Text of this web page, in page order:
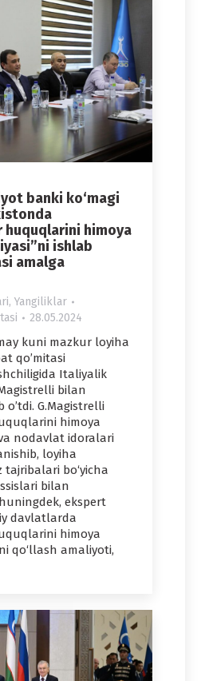
banki ko‘magi
huquqlarini himoya
ishlab
amalga
, Yangiliklar
28.05.2024
kuni mazkur loyiha
qo’mitasi
Italiyalik
bilan
o’tdi. G.Magistrelli
himoya
nodavlat idoralari
loyiha
tajribalari bo‘yicha
bilan
ekspert
davlatlarda
himoya
qo‘llash amaliyoti,